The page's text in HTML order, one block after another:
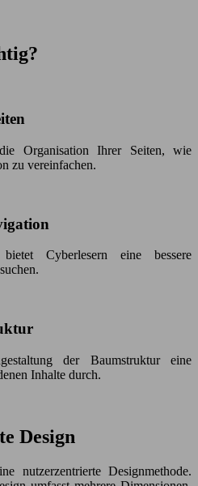
Organisation Ihrer Seiten, wie
zu vereinfachen.
Cyberlesern eine bessere
der Baumstruktur eine
Inhalte durch.
Design
nutzerzentrierte Designmethode.